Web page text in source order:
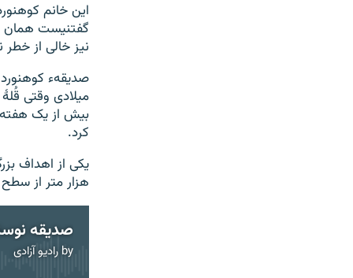
این خانم
گفتنیست همان
نیز خالی از
میلادی وقتى
بيش از يک
کرد.
هزار متر از
صدیقه
by رادیو آزادی